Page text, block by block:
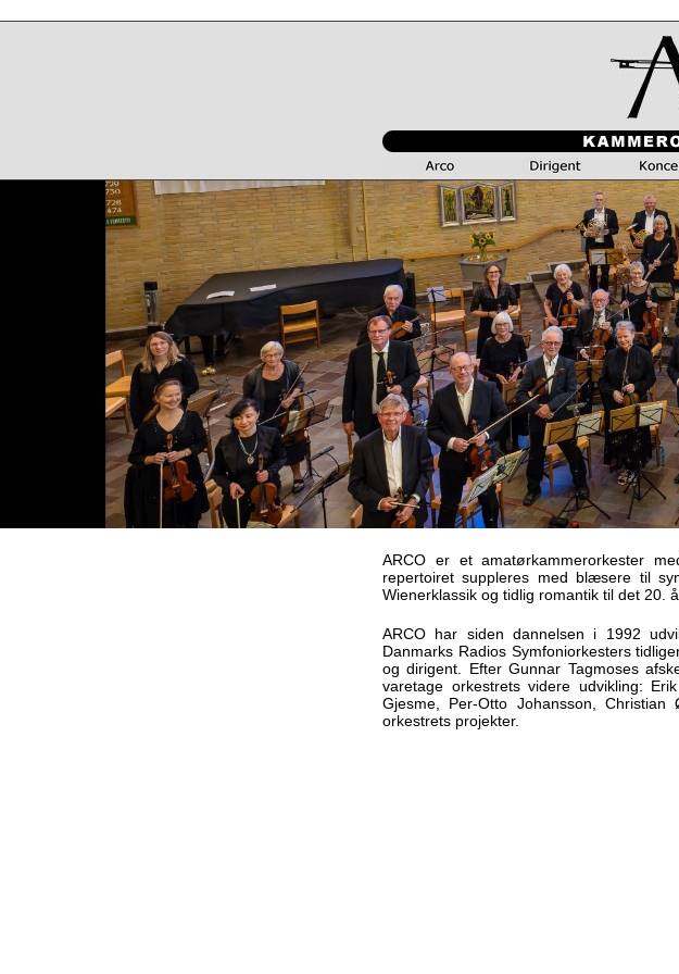
ARCO er et amatørkammerorkester
repertoiret suppleres med blæsere til
Wienerklassik og tidlig romantik til det 20.
ARCO har siden dannelsen i 1992
Danmarks Radios Symfoniorkesters
og dirigent. Efter Gunnar Tagmoses
varetage orkestrets videre udvikling:
Gjesme, Per-Otto Johansson,
orkestrets projekter.